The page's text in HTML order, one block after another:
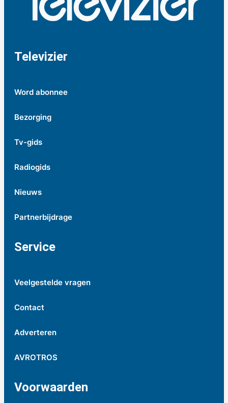
Televizier
Word abonnee
Bezorging
Tv-gids
Radiogids
Nieuws
Partnerbijdrage
Service
Veelgestelde vragen
Contact
Adverteren
AVROTROS
Voorwaarden